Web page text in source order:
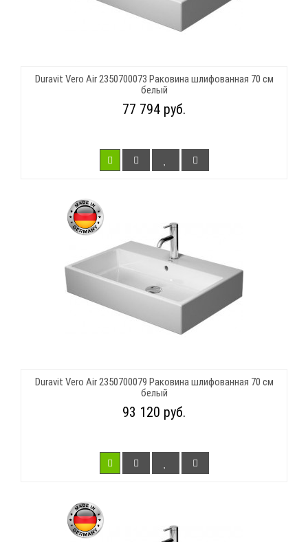
Duravit Vero Air 2350700073 Раковина шлифованная 70 см
белый
77 794 руб.
Duravit Vero Air 2350700079 Раковина шлифованная 70 см
белый
93 120 руб.